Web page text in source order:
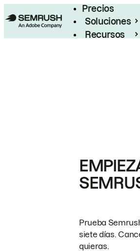
Precios
Soluciones
Recursos
Prueba
siete días.
quieras.